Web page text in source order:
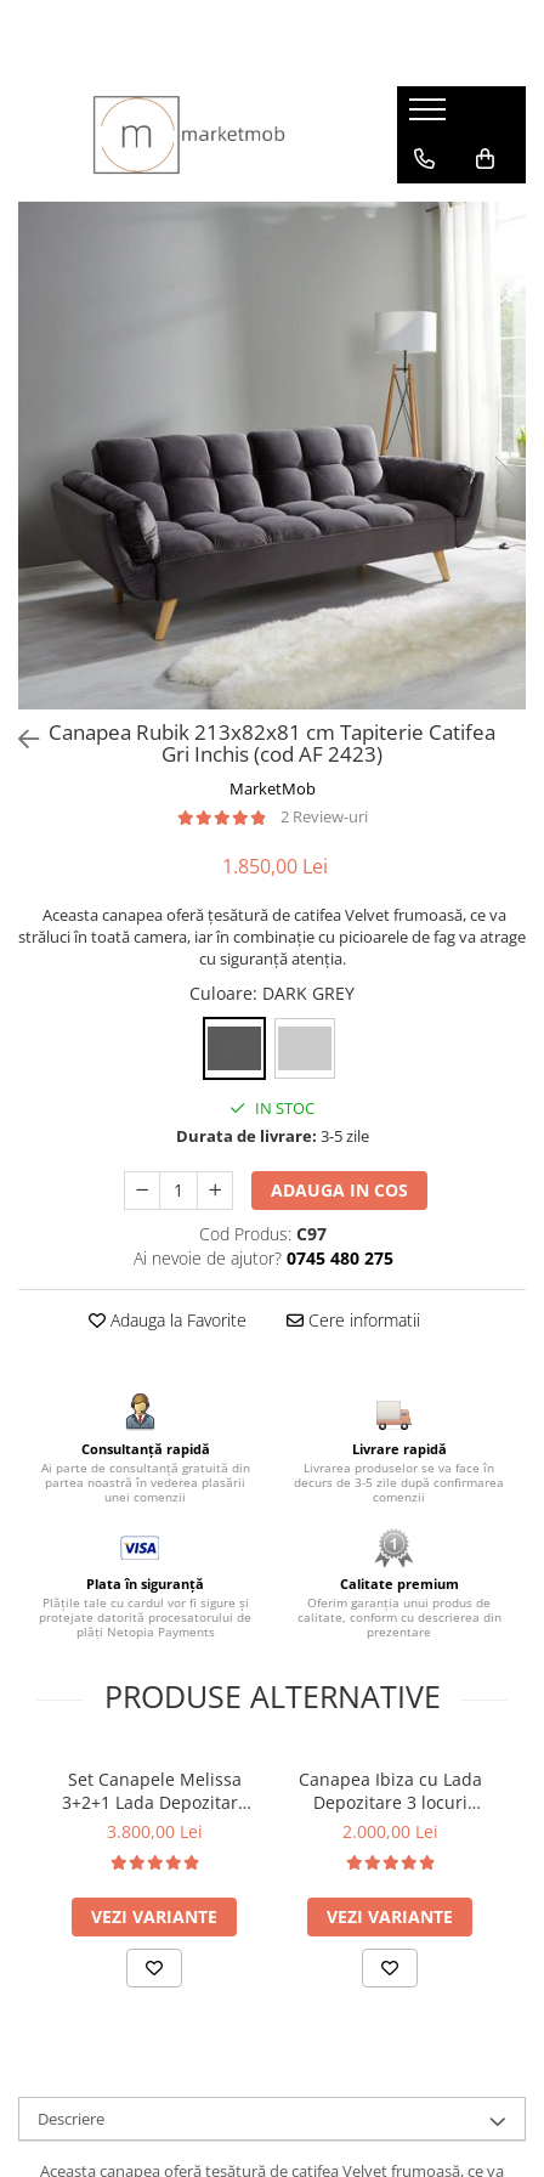
Canapea Rubik 213x82x81 cm Tapiterie Catifea
Gri Inchis (cod AF 2423)
MarketMob
2 Review-uri
1.850,00 Lei
Aceasta canapea oferă țesătură de catifea Velvet frumoasă, ce va
străluci în toată camera, iar în combinație cu picioarele de fag va atrage
cu siguranță atenția.
Culoare: DARK GREY
IN STOC
Durata de livrare: 3-5 zile
ADAUGA IN COS
Cod Produs: C97
Ai nevoie de ajutor? 0745 480 275
Adauga la Favorite Cere informatii
Consultanță rapidă
Ai parte de consultanță gratuită din
partea noastră în vederea plasării
unei comenzii
Livrare rapidă
Livrarea produselor se va face în
decurs de 3-5 zile după confirmarea
comenzii
Plata în siguranță
Plățile tale cu cardul vor fi sigure și
protejate datorită procesatorului de
plăți Netopia Payments
Calitate premium
Oferim garanția unui produs de
calitate, conform cu descrierea din
prezentare
PRODUSE ALTERNATIVE
Set Canapele Melissa
3+2+1 Lada Depozitare
Catifea Bej
3.800,00 Lei
VEZI VARIANTE
Canapea Ibiza cu Lada
Depozitare 3 locuri
Tapiterie Maro Deschis
2.000,00 Lei
VEZI VARIANTE
Descriere
Aceasta canapea oferă țesătură de catifea Velvet frumoasă, ce va